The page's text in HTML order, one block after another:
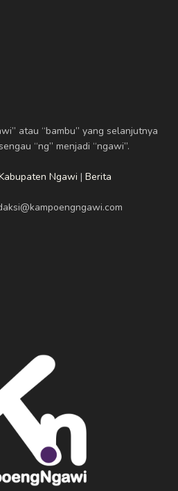
atau “bambu” yang selanjutnya
“ng” menjadi “ngawi”.
Ngawi | Berita